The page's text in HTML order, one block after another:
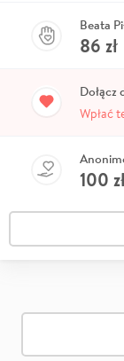
Beata
86 zł
Dołącz
Wpłać
100